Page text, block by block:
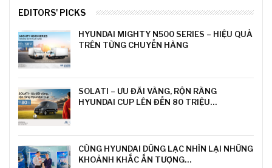
EDITORS' PICKS
HYUNDAI MIGHTY N500 SERIES – HIỆU QUẢ
TRÊN TỪNG CHUYẾN HÀNG
SOLATI – ƯU ĐÃI VÀNG, RỘN RÀNG
HYUNDAI CUP LÊN ĐẾN 80 TRIỆU…
CÙNG HYUNDAI DŨNG LẠC NHÌN LẠI NHỮNG
KHOẢNH KHẮC ẤN TƯỢNG…